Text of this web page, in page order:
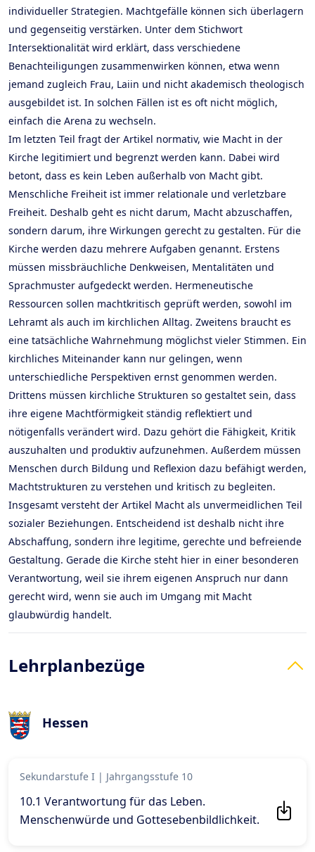
individueller Strategien. Machtgefälle können sich überlagern
und gegenseitig verstärken. Unter dem Stichwort
Intersektionalität wird erklärt, dass verschiedene
Benachteiligungen zusammenwirken können, etwa wenn
jemand zugleich Frau, Laiin und nicht akademisch theologisch
ausgebildet ist. In solchen Fällen ist es oft nicht möglich,
einfach die Arena zu wechseln.
Im letzten Teil fragt der Artikel normativ, wie Macht in der
Kirche legitimiert und begrenzt werden kann. Dabei wird
betont, dass es kein Leben außerhalb von Macht gibt.
Menschliche Freiheit ist immer relationale und verletzbare
Freiheit. Deshalb geht es nicht darum, Macht abzuschaffen,
sondern darum, ihre Wirkungen gerecht zu gestalten. Für die
Kirche werden dazu mehrere Aufgaben genannt. Erstens
müssen missbräuchliche Denkweisen, Mentalitäten und
Sprachmuster aufgedeckt werden. Hermeneutische
Ressourcen sollen machtkritisch geprüft werden, sowohl im
Lehramt als auch im kirchlichen Alltag. Zweitens braucht es
eine tatsächliche Wahrnehmung möglichst vieler Stimmen. Ein
kirchliches Miteinander kann nur gelingen, wenn
unterschiedliche Perspektiven ernst genommen werden.
Drittens müssen kirchliche Strukturen so gestaltet sein, dass
ihre eigene Machtförmigkeit ständig reflektiert und
nötigenfalls verändert wird. Dazu gehört die Fähigkeit, Kritik
auszuhalten und produktiv aufzunehmen. Außerdem müssen
Menschen durch Bildung und Reflexion dazu befähigt werden,
Machtstrukturen zu verstehen und kritisch zu begleiten.
Insgesamt versteht der Artikel Macht als unvermeidlichen Teil
sozialer Beziehungen. Entscheidend ist deshalb nicht ihre
Abschaffung, sondern ihre legitime, gerechte und befreiende
Gestaltung. Gerade die Kirche steht hier in einer besonderen
Verantwortung, weil sie ihrem eigenen Anspruch nur dann
gerecht wird, wenn sie auch im Umgang mit Macht
glaubwürdig handelt.
Lehrplanbezüge
Hessen
Sekundarstufe I | Jahrgangsstufe 10
10.1 Verantwortung für das Leben.
Menschenwürde und Gottesebenbildlichkeit.